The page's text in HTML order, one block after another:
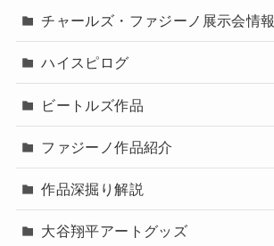
チャールズ・ファジーノ展示会情報
ハイスピログ
ビートルズ作品
ファジーノ作品紹介
作品深掘り解説
大谷翔平アートグッズ